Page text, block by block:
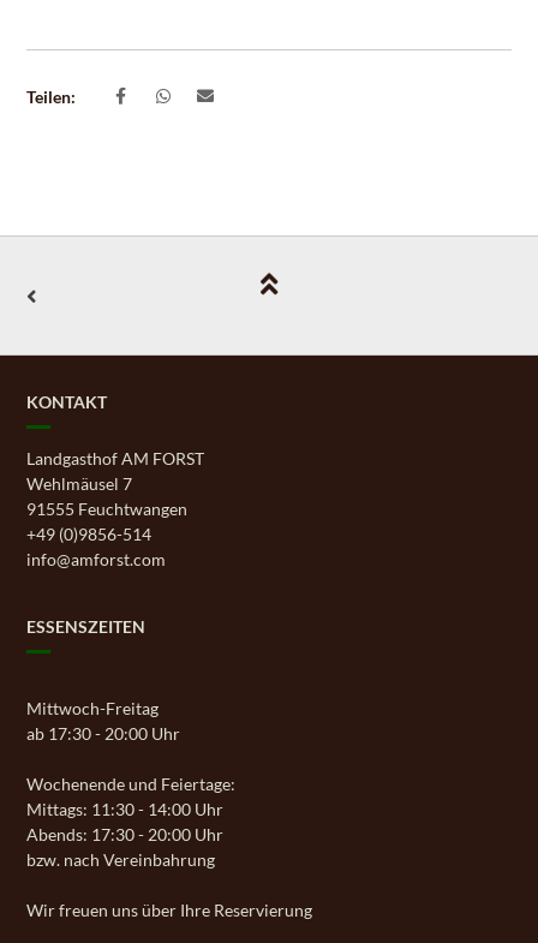
Teilen:
KONTAKT
Landgasthof AM FORST
Wehlmäusel 7
91555 Feuchtwangen
+49 (0)9856-514
info@amforst.com
ESSENSZEITEN
Mittwoch-Freitag
ab 17:30 - 20:00 Uhr
Wochenende und Feiertage:
Mittags: 11:30 - 14:00 Uhr
Abends: 17:30 - 20:00 Uhr
bzw. nach Vereinbahrung
Wir freuen uns über Ihre Reservierung